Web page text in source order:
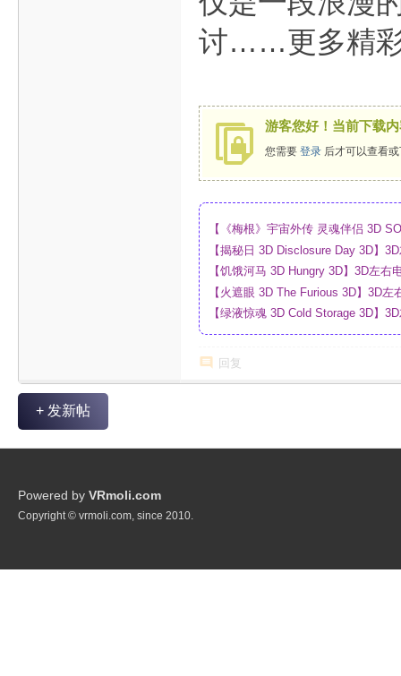
讨……更多精
游客您好！当前下载
您需要 登录 后才可以查看
【《梅根》宇宙外传 灵魂伴侣 3D
_4K_高清蓝光压制_网盘
【揭秘日 3D Disclosure Day 3D】
制_网盘
【饥饿河马 3D Hungry 3D】3D左
【火遮眼 3D The Furious 3D】3D
网盘
【绿液惊魂 3D Cold Storage 3D】
回复
+ 发新帖
Powered by VRmoli.com
Copyright © vrmoli.com, since 2010.